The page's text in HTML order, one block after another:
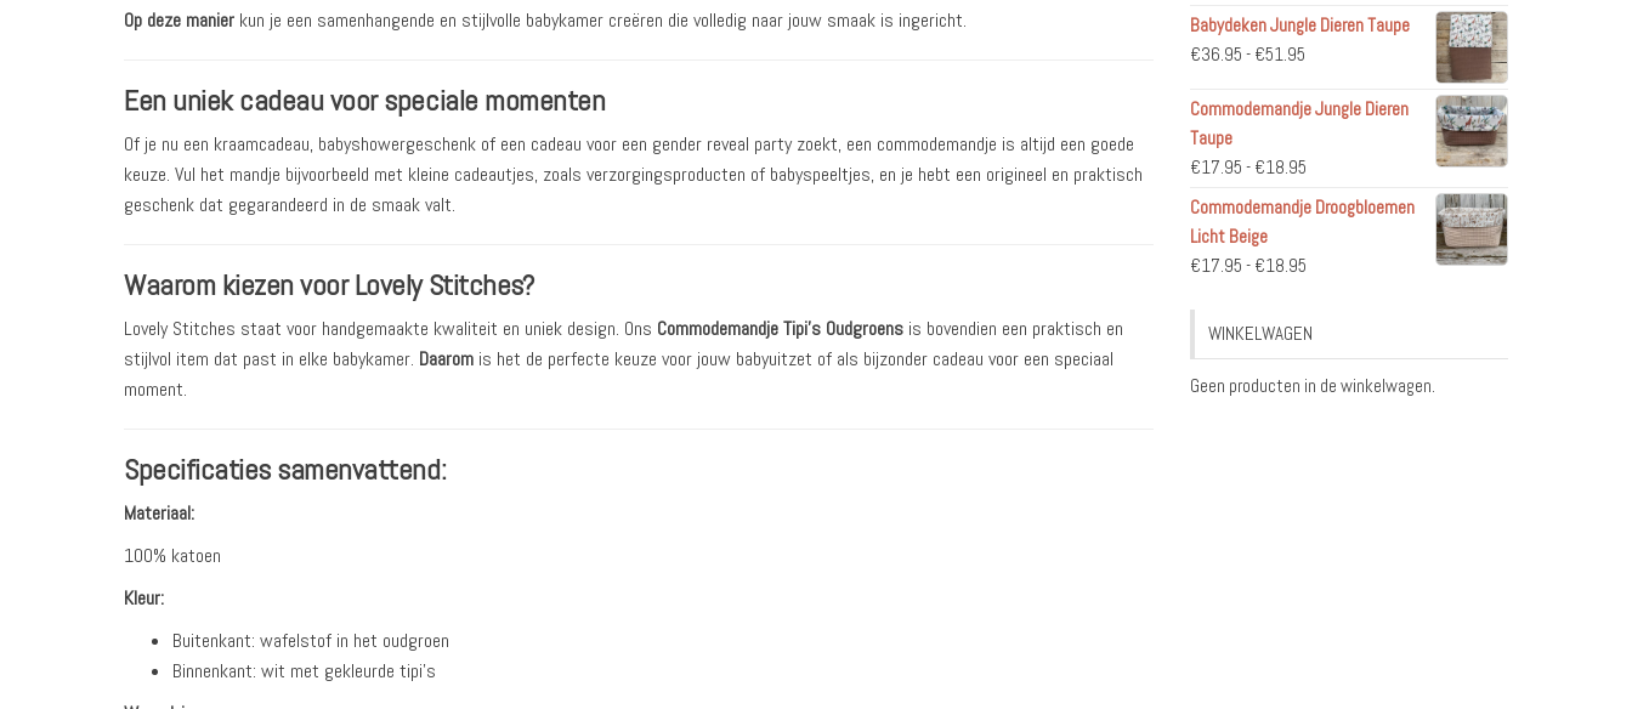
Op deze manier kun je een samenhangende en stijlvolle babykamer creëren die volledig naar jouw smaak is ingericht.
Een uniek cadeau voor speciale momenten
Of je nu een kraamcadeau, babyshowergeschenk of een cadeau voor een gender reveal party zoekt, een commodemandje is altijd een goede
keuze. Vul het mandje bijvoorbeeld met kleine cadeautjes, zoals verzorgingsproducten of babyspeeltjes, en je hebt een origineel en praktisch
geschenk dat gegarandeerd in de smaak valt.
Waarom kiezen voor Lovely Stitches?
Lovely Stitches staat voor handgemaakte kwaliteit en uniek design. Ons Commodemandje Tipi’s Oudgroens is bovendien een praktisch en
stijlvol item dat past in elke babykamer. Daarom is het de perfecte keuze voor jouw babyuitzet of als bijzonder cadeau voor een speciaal
moment.
Specificaties samenvattend:
Materiaal:
100% katoen
Kleur:
Buitenkant: wafelstof in het oudgroen
Binnenkant: wit met gekleurde tipi’s
Babydeken Jungle Dieren Taupe
€36.95 - €51.95Prijsklasse:
tot
Commodemandje Jungle Dieren
Taupe
€17.95 - €18.95Prijsklasse:
€17.95
€18.95
Commodemandje Droogbloemen
Licht Beige
€17.95 - €18.95Prijsklasse:
tot
WINKELWAGEN
Geen producten in de winkelwagen.